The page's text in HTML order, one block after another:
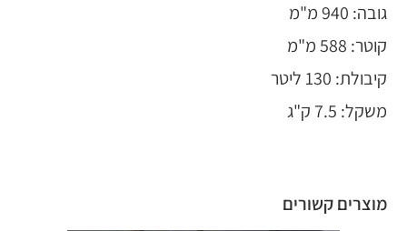
גובה: 940 מ"מ
קוטר: 588 מ"מ
קיבולת: 130 ליטר
משקל: 7.5 ק"ג
מוצרים קשורים